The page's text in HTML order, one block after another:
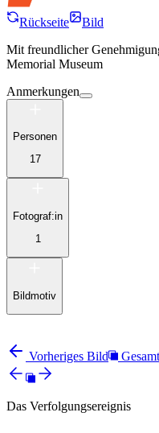
Rückseite
Bild
Mit freundlicher
Memorial Museum
Anmerkungen
Personen
17
Fotograf:in
1
Bildmotiv
Vorheriges Bild
Das Verfolgungsereignis